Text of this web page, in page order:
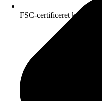
FSC-certificeret